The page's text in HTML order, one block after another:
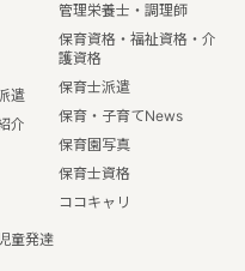
遣
介
童発達
管理栄養士・調理師
保育資格・福祉資格・介
護資格
保育士派遣
保育・子育てNews
保育園写真
保育士資格
ココキャリ